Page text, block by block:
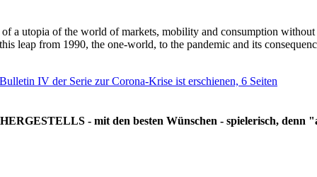
a utopia of the world of markets, mobility and consumption
leap from 1990, the one-world, to the pandemic and its
IV der Serie zur Corona-Krise ist erschienen, 6 Seiten
- mit den besten Wünschen - spielerisch, denn